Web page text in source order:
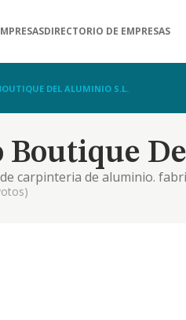
DIRECTORIO DE EMPRESAS
DEL ALUMINIO S.L.
Boutique
carpinteria de aluminio.
e inmuebles.